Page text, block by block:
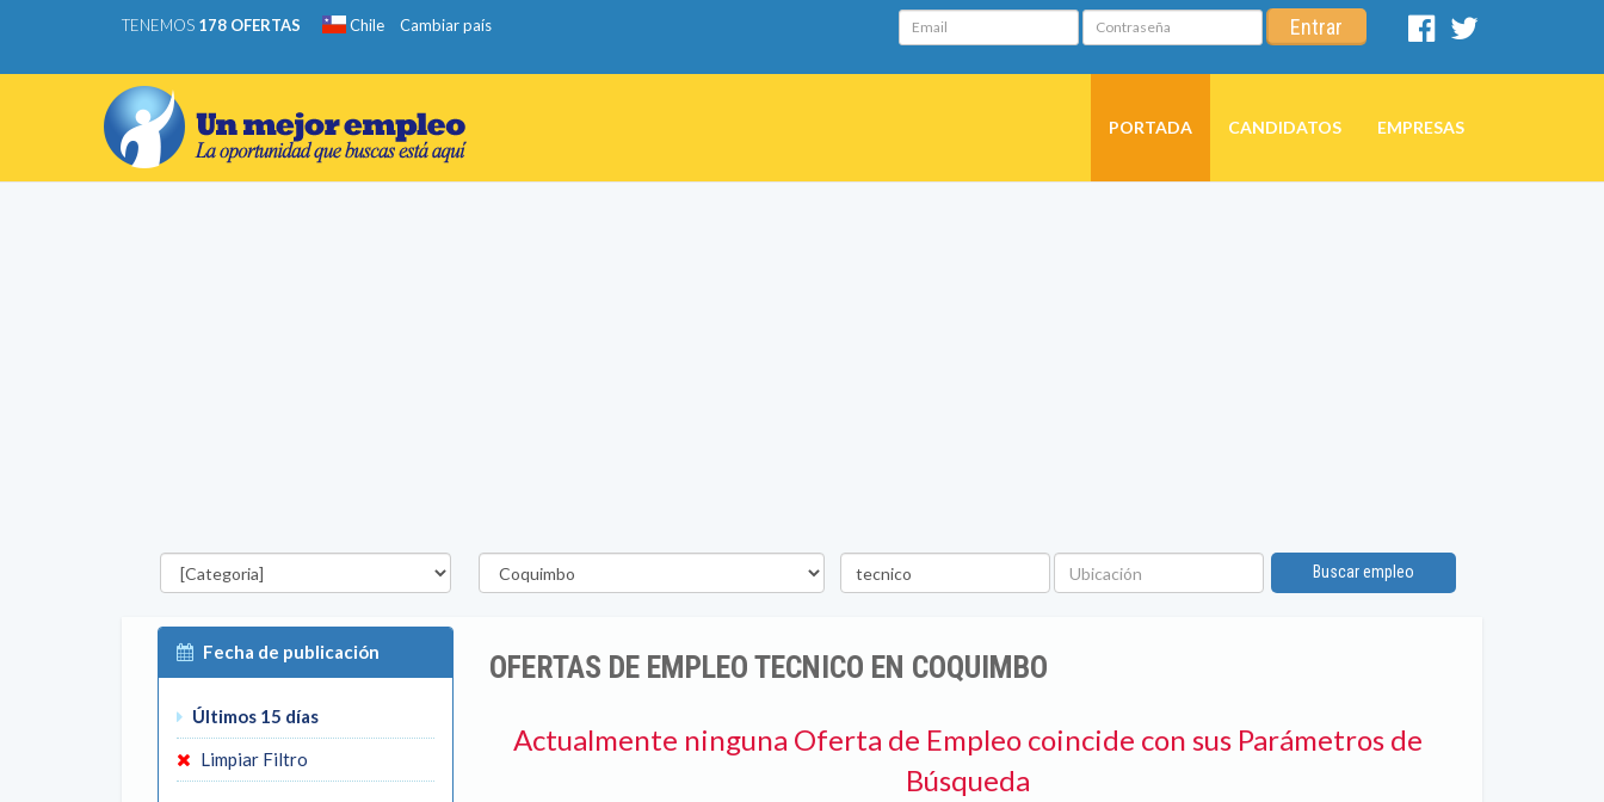
TENEMOS 178 OFERTAS Chile Cambiar país Email Contraseña Entrar
Facebook
PORTADA CANDIDATOS EMPRESAS
Categorías Región
Palabra
clave
Ubicación
Buscar empleo
Fecha de publicación
Últimos 15 días
Limpiar Filtro
OFERTAS DE EMPLEO TECNICO EN COQUIMBO
Actualmente ninguna Oferta de Empleo coincide con sus Parámetros de
Búsqueda